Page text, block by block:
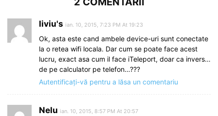
liviu's ian. 10, 2015, 7:23 PM At 19:23
Ok, asta este cand ambele device-uri sunt conectate
la o retea wifi locala. Dar cum se poate face acest
lucru, exact asa cum il face iTeleport, doar ca invers…
de pe calculator pe telefon…???
Autentificați-vă pentru a lăsa un comentariu
Nelu ian. 10, 2015, 8:57 PM At 20:57